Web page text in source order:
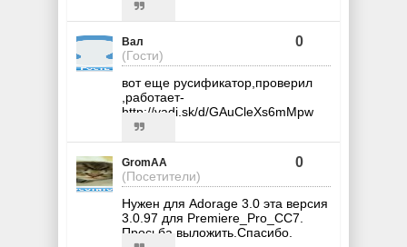
Вал
(Гости)
0
вот еще русификатор,проверил
,работает-
http://yadi.sk/d/GAuCleXs6mMpw
GromAA
(Посетители)
0
Нужен для Adorage 3.0 эта версия
3.0.97 для Premiere_Pro_CC7.
Просьба выложить.Спасибо.